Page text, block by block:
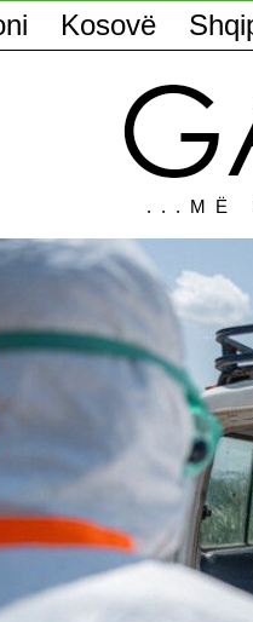
Kosovë
...MË